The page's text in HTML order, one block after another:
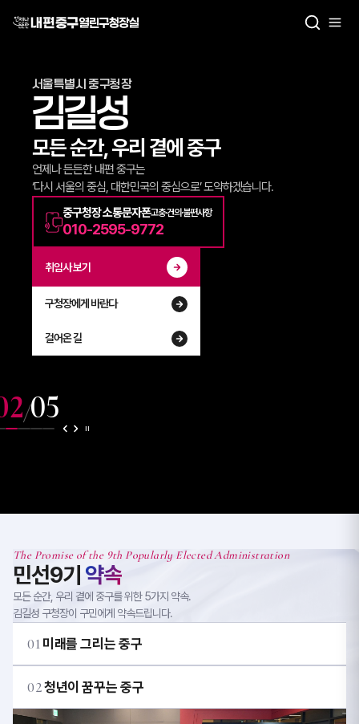
열린구청장실
서울특별시 중구청장
김길성
모든 순간, 우리 곁에 중구
언제나 든든한 내편 중구는
‘다시 서울의 중심, 대한민국의 중심으로’ 도약하겠습니다.
중구청장 소통문자폰고충·건의·불편사항
010-2595-9772
취임사 보기
구청장에게 바란다
걸어온 길
/05
The Promise of the 9th Popularly Elected Administration
민선9기 약속
모든 순간, 우리 곁에 중구를 위한 5가지 약속.
김길성 구청장이 구민에게 약속드립니다.
01 미래를 그리는 중구
02청년이 꿈꾸는 중구